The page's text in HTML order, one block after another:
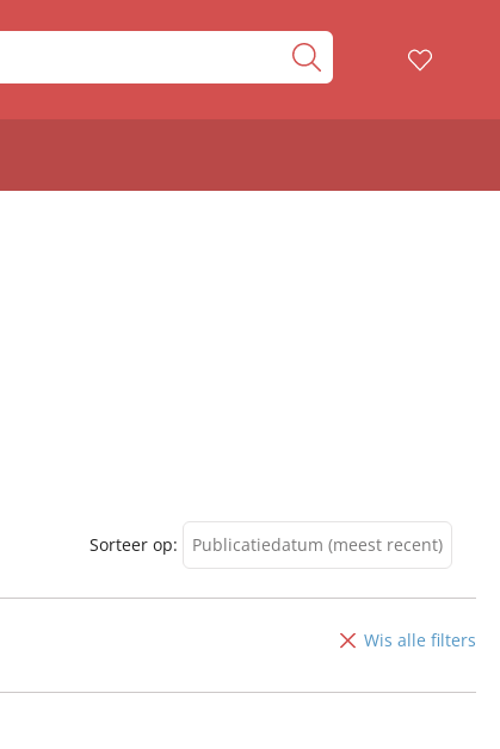
Sorteer op: Publicatiedatum (meest recent)
recent)
Wis alle filters